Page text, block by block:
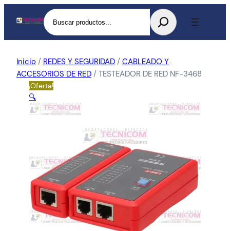
Buscar
Inicio / REDES Y SEGURIDAD / CABLEADO Y
ACCESORIOS DE RED / TESTEADOR DE RED NF-3468
¡Oferta!
🔍